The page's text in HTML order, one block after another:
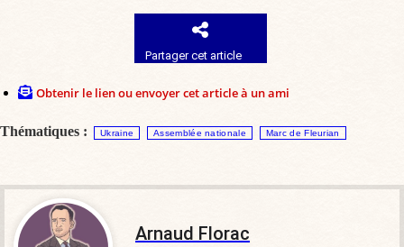
Partager cet article
Obtenir le lien ou envoyer cet article à un ami
Thématiques : Ukraine Assemblée nationale Marc de Fleurian
Arnaud Florac